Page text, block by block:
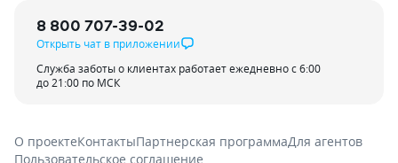
8 800 707-39-02
Открыть чат в приложении
Служба заботы о клиентах работает ежедневно с 6:00
до 21:00 по МСК
О проектеКонтактыПартнерская программаДля агентов
Пользовательское соглашение